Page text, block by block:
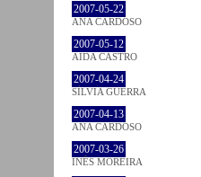
2007-05-22
ANA CARDOSO
2007-05-12
AIDA CASTRO
2007-04-24
SÍLVIA GUERRA
2007-04-13
ANA CARDOSO
2007-03-26
INÊS MOREIRA